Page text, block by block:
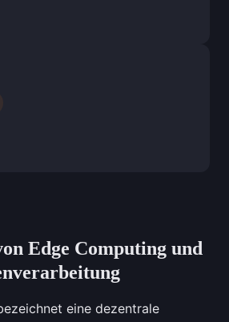
Edge Computing und
eine dezentrale